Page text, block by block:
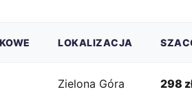
LOKALIZACJA
Zielona Góra 298